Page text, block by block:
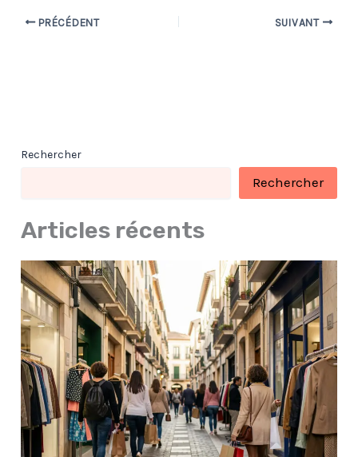
PRÉCÉDENT SUIVANT
Rechercher
Rechercher
Articles récents